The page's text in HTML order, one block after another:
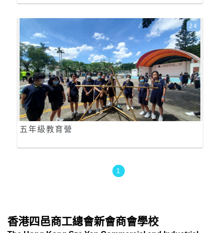
五年級教育營
24
1
香港四邑商工總會新會商會學校